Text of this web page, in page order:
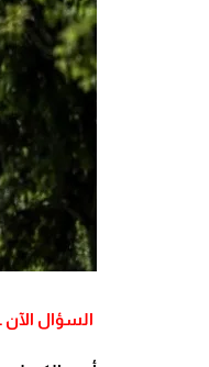
السؤال الآن